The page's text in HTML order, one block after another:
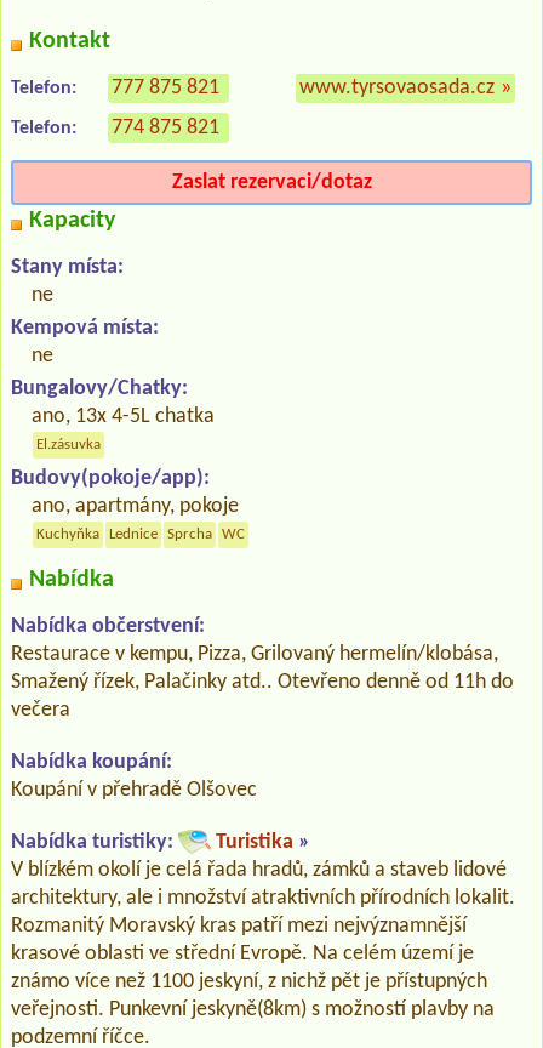
Kontakt
Telefon: 777 875 821
Telefon: 774 875 821
www.tyrsovaosada.cz »
Zaslat rezervaci/dotaz
Kapacity
Stany místa:
ne
Kempová místa:
ne
Bungalovy/Chatky:
ano, 13x 4-5L chatka
El.zásuvka
Budovy(pokoje/app):
ano, apartmány, pokoje
Kuchyňka Lednice Sprcha WC
Nabídka
Nabídka občerstvení:
Restaurace v kempu, Pizza, Grilovaný hermelín/klobása,
Smažený řízek, Palačinky atd.. Otevřeno denně od 11h do
večera
Nabídka koupání:
Koupání v přehradě Olšovec
Nabídka turistiky: Turistika »
V blízkém okolí je celá řada hradů, zámků a staveb lidové
architektury, ale i množství atraktivních přírodních lokalit.
Rozmanitý Moravský kras patří mezi nejvýznamnější
krasové oblasti ve střední Evropě. Na celém území je
známo více než 1100 jeskyní, z nichž pět je přístupných
veřejnosti. Punkevní jeskyně(8km) s možností plavby na
podzemní říčce.